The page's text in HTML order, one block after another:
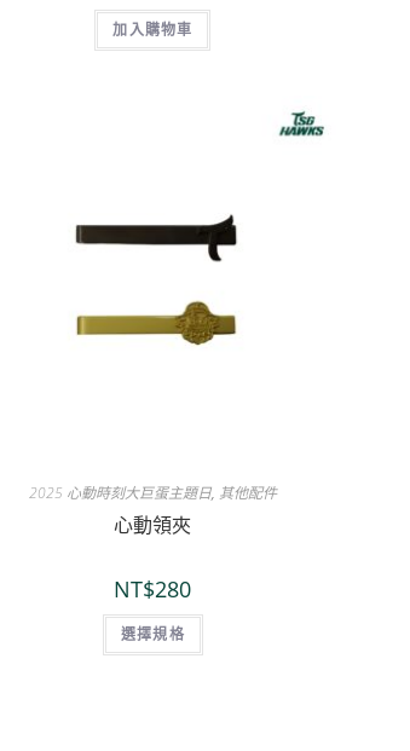
加入購物車
2025 心動時刻大巨蛋主題日, 其他配件
心動領夾
NT$280
選擇規格